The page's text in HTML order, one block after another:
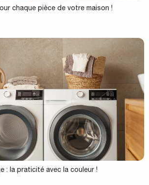
chaque pièce de votre maison !
: la praticité avec la couleur !